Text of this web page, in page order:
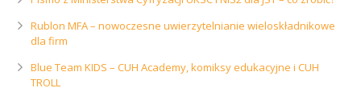
Rublon MFA – nowoczesne uwierzytelnianie wieloskładnikowe
dla firm
Blue Team KIDS – CUH Academy, komiksy edukacyjne i CUH
TROLL